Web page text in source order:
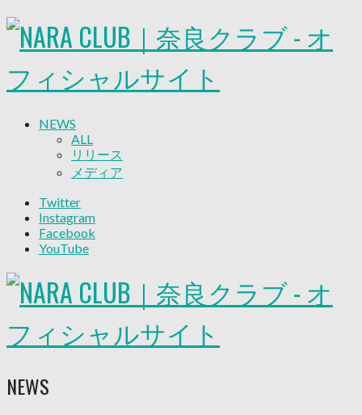
NEWS
ALL
リリース
メディア
グッズ
ファンコミュニティ
普及・育成
コラム
その他
2026/27トップチーム
2026/27トップチームスタッフ
Twitter
Instagram
Facebook
YouTube
NEWS